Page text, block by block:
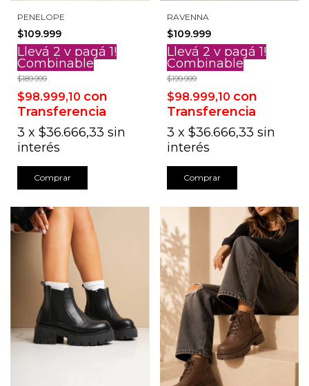
PENELOPE
$109.999
Llevá 2 y pagá 1!
Combinable
$189.999
$98.999,10 con
Transferencia
3 x $36.666,33 sin
interés
Comprar
RAVENNA
$109.999
Llevá 2 y pagá 1!
Combinable
$199.999
$98.999,10 con
Transferencia
3 x $36.666,33 sin
interés
Comprar